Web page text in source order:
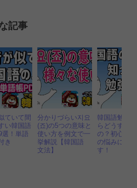
記事
ていて間
い韓国語
選！単語
き
分かりづらい지요
(죠)の5つの意味と
使い方を例文で一
挙解説【韓国語
文法】
韓国語勉強
らどうすれ
の？初心者
の悩みに答
す！